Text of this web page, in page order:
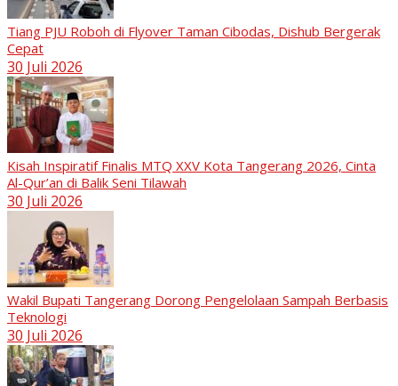
Tiang PJU Roboh di Flyover Taman Cibodas, Dishub Bergerak
Cepat
30 Juli 2026
Kisah Inspiratif Finalis MTQ XXV Kota Tangerang 2026, Cinta
Al-Qur’an di Balik Seni Tilawah
30 Juli 2026
Wakil Bupati Tangerang Dorong Pengelolaan Sampah Berbasis
Teknologi
30 Juli 2026